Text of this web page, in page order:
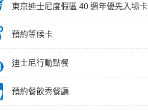
東京迪士尼度假區 40 週年優先入場卡
預約等候卡
迪士尼行動點餐
預約餐飲秀餐廳